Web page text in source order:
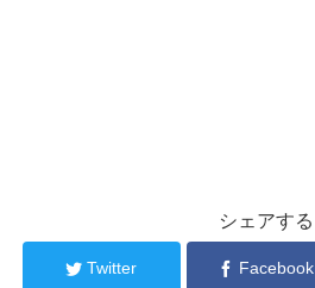
シェアする
Twitter Facebook